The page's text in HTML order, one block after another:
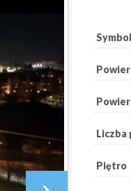
Liczba
Piętro